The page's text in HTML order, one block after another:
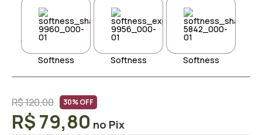
Softness Softness Softness
R$ 120,00 30% OFF
R$ 79,80